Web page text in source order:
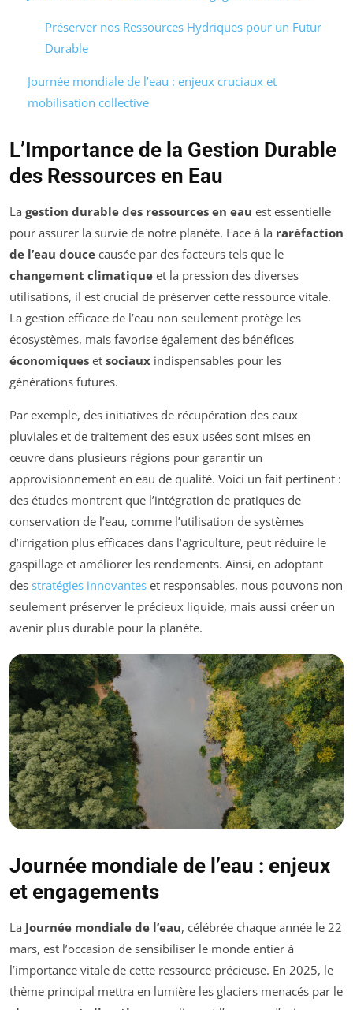
Préserver nos Ressources Hydriques pour un Futur
Durable
Journée mondiale de l’eau : enjeux cruciaux et
mobilisation collective
L’Importance de la Gestion Durable
des Ressources en Eau
La gestion durable des ressources en eau est essentielle
pour assurer la survie de notre planète. Face à la raréfaction
de l’eau douce causée par des facteurs tels que le
changement climatique et la pression des diverses
utilisations, il est crucial de préserver cette ressource vitale.
La gestion efficace de l’eau non seulement protège les
écosystèmes, mais favorise également des bénéfices
économiques et sociaux indispensables pour les
générations futures.
Par exemple, des initiatives de récupération des eaux
pluviales et de traitement des eaux usées sont mises en
œuvre dans plusieurs régions pour garantir un
approvisionnement en eau de qualité. Voici un fait pertinent :
des études montrent que l’intégration de pratiques de
conservation de l’eau, comme l’utilisation de systèmes
d’irrigation plus efficaces dans l’agriculture, peut réduire le
gaspillage et améliorer les rendements. Ainsi, en adoptant
des stratégies innovantes et responsables, nous pouvons non
seulement préserver le précieux liquide, mais aussi créer un
avenir plus durable pour la planète.
Journée mondiale de l’eau : enjeux
et engagements
La Journée mondiale de l’eau, célébrée chaque année le 22
mars, est l’occasion de sensibiliser le monde entier à
l’importance vitale de cette ressource précieuse. En 2025, le
thème principal mettra en lumière les glaciers menacés par le